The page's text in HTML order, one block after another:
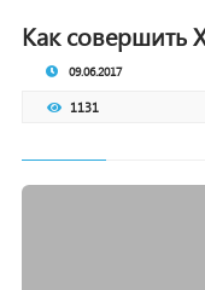
Как совершить
09.06.2017
1131